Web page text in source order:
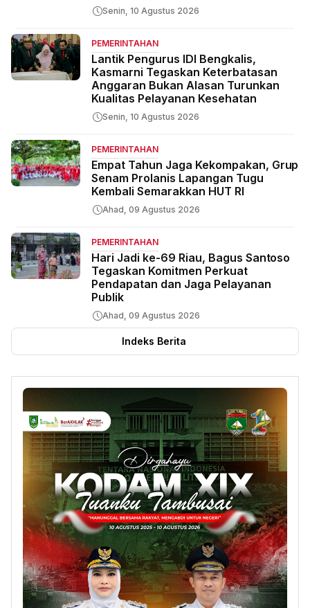
Senin, 10 Agustus 2026
PEMERINTAHAN
Lantik Pengurus IDI Bengkalis,
Kasmarni Tegaskan Keterbatasan
Anggaran Bukan Alasan Turunkan
Kualitas Pelayanan Kesehatan
Senin, 10 Agustus 2026
PEMERINTAHAN
Empat Tahun Jaga Kekompakan, Grup
Senam Prolanis Lapangan Tugu
Kembali Semarakkan HUT RI
Ahad, 09 Agustus 2026
PEMERINTAHAN
Hari Jadi ke-69 Riau, Bagus Santoso
Tegaskan Komitmen Perkuat
Pendapatan dan Jaga Pelayanan
Publik
Ahad, 09 Agustus 2026
Indeks Berita